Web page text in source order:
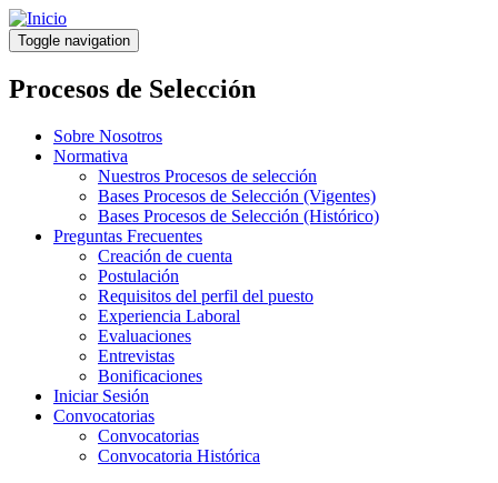
Pasar
al
contenido
principal
Toggle navigation
Procesos de Selección
Sobre Nosotros
Normativa
Nuestros Procesos de selección
Bases Procesos de Selección (Vigentes)
Bases Procesos de Selección (Histórico)
Preguntas Frecuentes
Creación de cuenta
Postulación
Requisitos del perfil del puesto
Experiencia Laboral
Evaluaciones
Entrevistas
Bonificaciones
Iniciar Sesión
Convocatorias
Convocatorias
Convocatoria Histórica